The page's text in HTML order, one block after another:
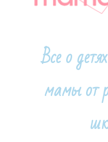
Все о
мамы от